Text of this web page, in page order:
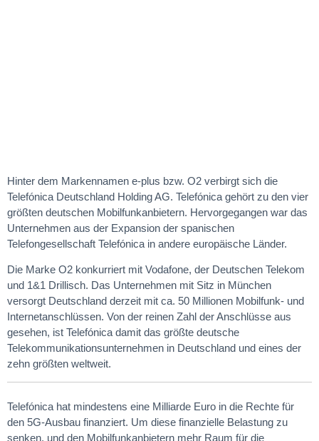
Hinter dem Markennamen e-plus bzw. O2 verbirgt sich die
Telefónica Deutschland Holding AG. Telefónica gehört zu den vier
größten deutschen Mobilfunkanbietern. Hervorgegangen war das
Unternehmen aus der Expansion der spanischen
Telefongesellschaft Telefónica in andere europäische Länder.
Die Marke O2 konkurriert mit Vodafone, der Deutschen Telekom
und 1&1 Drillisch. Das Unternehmen mit Sitz in München
versorgt Deutschland derzeit mit ca. 50 Millionen Mobilfunk- und
Internetanschlüssen. Von der reinen Zahl der Anschlüsse aus
gesehen, ist Telefónica damit das größte deutsche
Telekommunikationsunternehmen in Deutschland und eines der
zehn größten weltweit.
Telefónica hat mindestens eine Milliarde Euro in die Rechte für
den 5G-Ausbau finanziert. Um diese finanzielle Belastung zu
senken, und den Mobilfunkanbietern mehr Raum für die